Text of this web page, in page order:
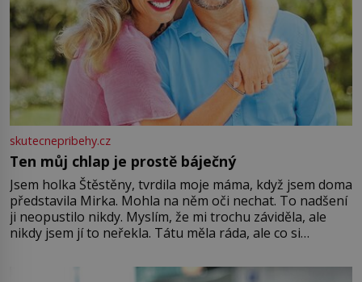
skutecnepribehy.cz
Ten můj chlap je prostě báječný
Jsem holka Štěstěny, tvrdila moje máma, když jsem doma
představila Mirka. Mohla na něm oči nechat. To nadšení
ji neopustilo nikdy. Myslím, že mi trochu záviděla, ale
nikdy jsem jí to neřekla. Tátu měla ráda, ale co si
Jsme spolu moc rádi Tehdy byla jiná doba, když